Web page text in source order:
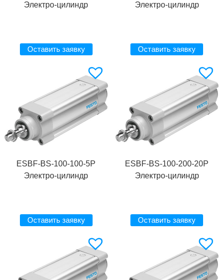
Электро-цилиндр
Оставить заявку
Электро-цилиндр
Оставить заявку
ESBF-BS-100-100-5P
Электро-цилиндр
Оставить заявку
ESBF-BS-100-200-20P
Электро-цилиндр
Оставить заявку